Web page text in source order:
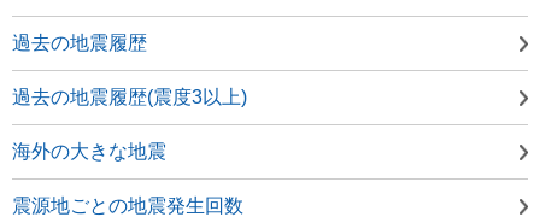
過去の地震履歴
過去の地震履歴(震度3以上)
海外の大きな地震
震源地ごとの地震発生回数